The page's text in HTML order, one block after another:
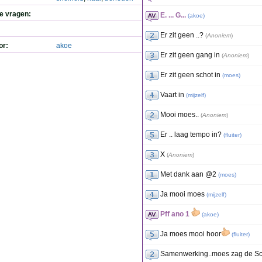
vragen:
akoe
E. ... G... (akoe)
Er zit geen ..? (Anoniem)
Er zit geen gang in (Anoniem)
Er zit geen schot in (moes)
Vaart in (mijzelf)
Mooi moes.. (Anoniem)
Er .. laag tempo in? (fluiter)
X (Anoniem)
Met dank aan @2 (moes)
Ja mooi moes (mijzelf)
Pff ano 1 (akoe)
Ja moes mooi hoor (fluiter)
Samenwerking..moes zag de